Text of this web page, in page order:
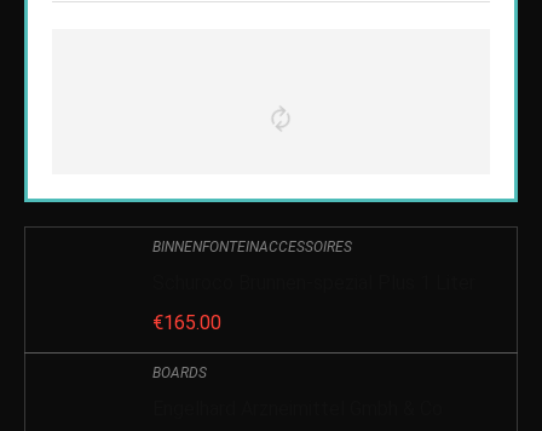
BINNENFONTEINACCESSOIRES
€165.00
BOARDS